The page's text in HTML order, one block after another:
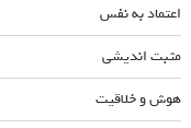
اعتماد به نفس
مثبت اندیشی
هوش و خلاقیت